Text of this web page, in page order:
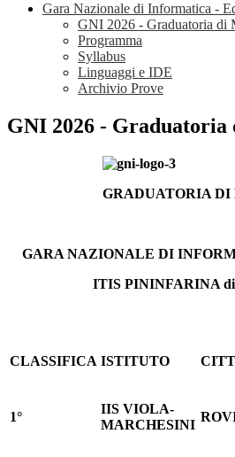
Gara Nazionale di Informatica -
GNI 2026 - Graduatoria di
Programma
Syllabus
Linguaggi e IDE
Archivio Prove
GNI 2026 -
GRADUATORIA DI
GARA NAZIONALE DI
ITIS PININFARINA
CLASSIFICA ISTITUTO
1°
IIS VIOLA-
MARCHESINI